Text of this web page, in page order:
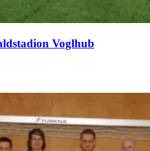
Voglhub